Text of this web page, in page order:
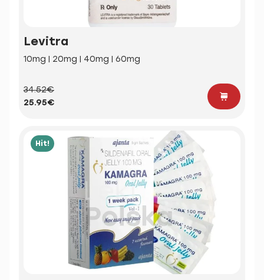
Levitra
10mg | 20mg | 40mg | 60mg
34.52€
25.95€
Hit!